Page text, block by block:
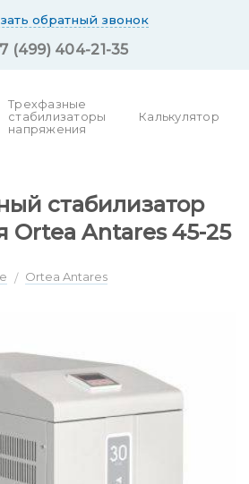
обратный звонок
(499) 404-21-35
Трехфазные
стабилизаторы
напряжения
Калькулятор
стабилизатор
Ortea Antares 45-25
/ Ortea Antares